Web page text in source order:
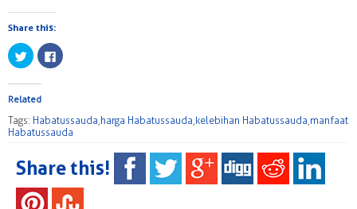
Share this:
Click
to
share
on
(Opens
new
window)
Click
to
new
window)
Related
Tags: Habatussauda, harga Habatussauda,kelebihan Habatussauda,manfaat
Habatussauda
Share this!